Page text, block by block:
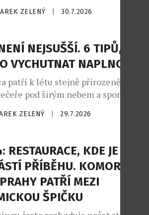
večerů, které zvou hosty na cestu
chutěmi i vinařskými regiony.
2026 sérii tří tematických
Dva z nich se uskuteční v
jeden v […]
ZELENÝ 30.7.2026
NEJSUŠŠÍ. 6 TIPŮ, JAK
VYCHUTNAT NAPLNO
patří k létu stejně přirozeně jako
pod širým nebem a spontánní
Své pevné místo si našlo také v
Česká republika je sedmým
jí patří dokonce druhé
den prosecca, který každoročně
ZELENÝ 29.7.2026
RESTAURACE, KDE JE
PŘÍBĚHU. KOMORNÍ
PATŘÍ MEZI
ŠPIČKU